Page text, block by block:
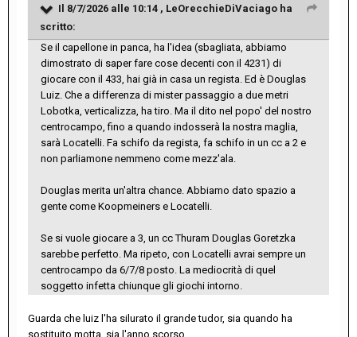
Il 8/7/2026 alle 10:14 , LeOrecchieDiVaciago ha
scritto:
Se il capellone in panca, ha l'idea (sbagliata, abbiamo
dimostrato di saper fare cose decenti con il 4231) di
giocare con il 433, hai già in casa un regista. Ed è Douglas
Luiz. Che a differenza di mister passaggio a due metri
Lobotka, verticalizza, ha tiro. Ma il dito nel popo' del nostro
centrocampo, fino a quando indosserà la nostra maglia,
sarà Locatelli. Fa schifo da regista, fa schifo in un cc a 2 e
non parliamone nemmeno come mezz'ala.
Douglas merita un'altra chance. Abbiamo dato spazio a
gente come Koopmeiners e Locatelli.
Se si vuole giocare a 3, un cc Thuram Douglas Goretzka
sarebbe perfetto. Ma ripeto, con Locatelli avrai sempre un
centrocampo da 6/7/8 posto. La mediocrità di quel
soggetto infetta chiunque gli giochi intorno.
Guarda che luiz l'ha silurato il grande tudor, sia quando ha
sostituito motta, sia l'anno scorso.